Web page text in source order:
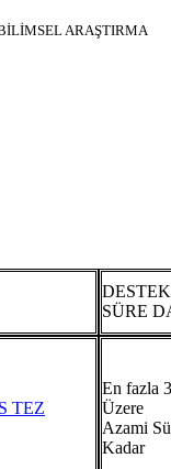
ARAŞTIRMA
SÜRE
TEZ
En fazla
Azami
Kadar